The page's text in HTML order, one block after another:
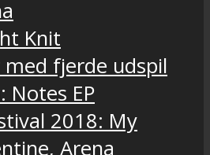
Knit
fjerde udspil
Notes EP
2018: My
Arena